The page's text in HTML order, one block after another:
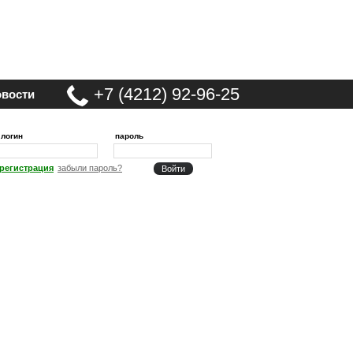
+7 (4212) 92-96-25
логин пароль
регистрация забыли пароль?